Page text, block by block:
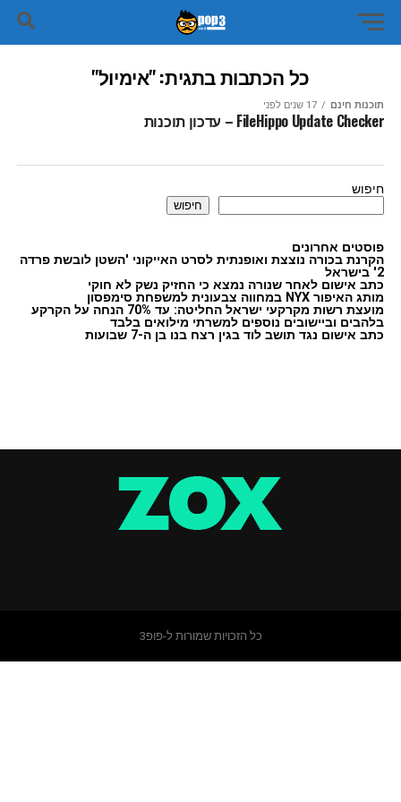
כל הכתבות בתגית: "אימיול"
תוכנות חינם 17 שנים לפני
FileHippo Update Checker – עדכון תוכנות
חיפוש
חיפוש
פוסטים אחרונים
הקרנת בכורה נוצצת ואופנתית לסרט האייקוני 'השטן לובשת פרדה
2' בישראל
כתב אישום לאחר שנורה נמצא כי החזיק נשק לא חוקי
מותג האיפור NYX במחווה צבעונית למשפחת סימפסון
מועצת רשות מקרקעי ישראל החליטה: עד 70% הנחה על הקרקע
בלהבים וביישובים נוספים למשרתי מילואים בלבד
כתב אישום נגד תושב לוד בגין רצח בנו בן ה-7 שבועות
כל הזכויות שמורות ל-פופ3